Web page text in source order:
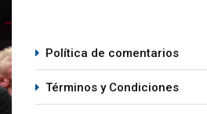
Política de comentarios
Términos y Condiciones